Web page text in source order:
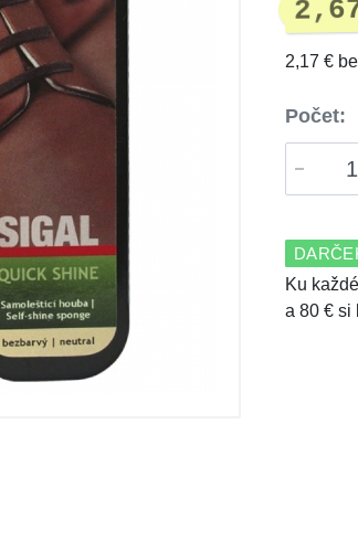
2,17 €
Počet:
Ku
a 80 € si